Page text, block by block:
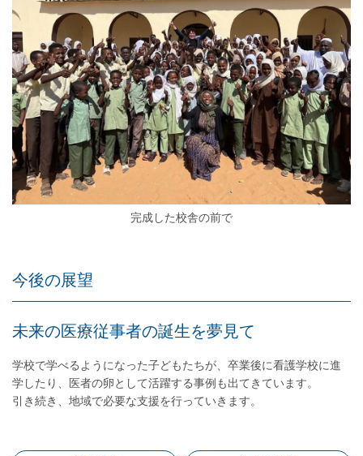
完成した校舎の前で
今後の展望
未来の医療従事者の誕生を夢見て
学校で学べるようになった子どもたちが、卒業後に看護学校に進
学したり、医者の卵として活躍する事例も出てきています。
引き続き、地域で必要な支援を行っていきます。